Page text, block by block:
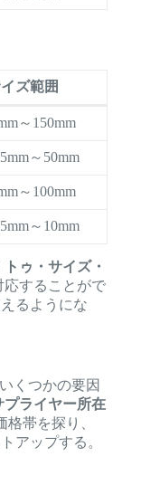
ズ範囲
～150mm
～50mm
～100mm
～10mm
トゥ・サイズ・
応することがで
るようにな
くつかの要因
プライヤー所在
帯を探り、
アップする。